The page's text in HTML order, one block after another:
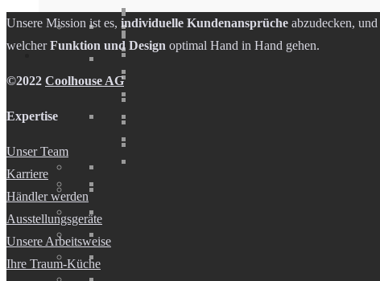
Unsere Mission ist es, individuelle Kundenansprüche abzudecken,
welcherFunktion und Design optimal Hand in Hand gehen.
©2022 Coolhouse AG
Expertise
Unser Team
Karriere
Händler werden
Ausstellungsgeräte
Unsere Arbeitsweise
Ihre Traum-Küche